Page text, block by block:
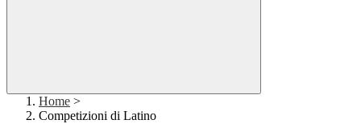
Home >
Competizioni di Latino